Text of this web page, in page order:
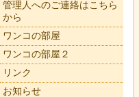
管理人へのご連絡はこちら
から
ワンコの部屋
ワンコの部屋２
リンク
お知らせ